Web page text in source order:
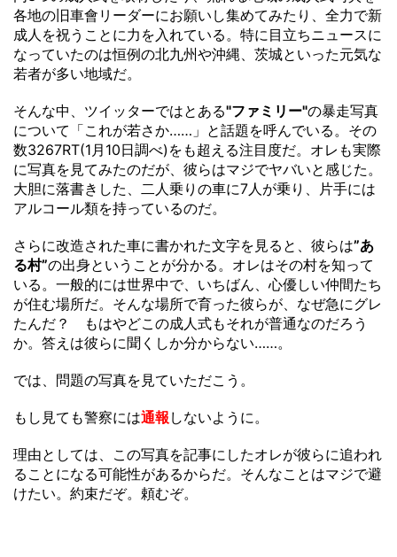
各地の旧車會リーダーにお願いし集めてみたり、全力で新
成人を祝うことに力を入れている。特に目立ちニュースに
なっていたのは恒例の北九州や沖縄、茨城といった元気な
若者が多い地域だ。
そんな中、ツイッターではとある"ファミリー"の暴走写真
について「これが若さか……」と話題を呼んでいる。その
数3267RT(1月10日調べ)をも超える注目度だ。オレも実際
に写真を見てみたのだが、彼らはマジでヤバいと感じた。
大胆に落書きした、二人乗りの車に7人が乗り、片手には
アルコール類を持っているのだ。
さらに改造された車に書かれた文字を見ると、彼らは”あ
る村”の出身ということが分かる。オレはその村を知って
いる。一般的には世界中で、いちばん、心優しい仲間たち
が住む場所だ。そんな場所で育った彼らが、なぜ急にグレ
たんだ？ もはやどこの成人式もそれが普通なのだろう
か。答えは彼らに聞くしか分からない……。
では、問題の写真を見ていただこう。
もし見ても警察には通報 しないように。
理由としては、この写真を記事にしたオレが彼らに追われ
ることになる可能性があるからだ。そんなことはマジで避
けたい。約束だぞ。頼むぞ。